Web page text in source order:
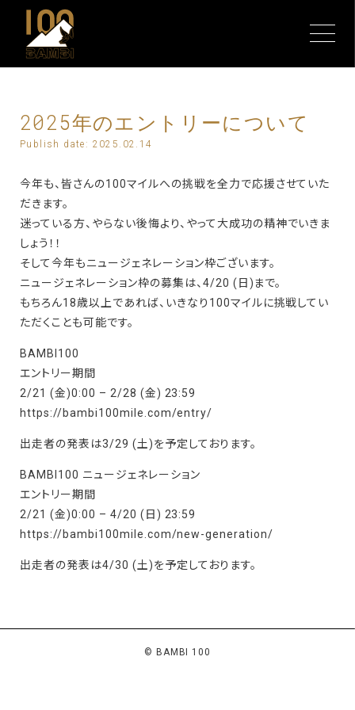
2025年のエントリーについて
Publish date: 2025.02.14
今年も、皆さんの100マイルへの挑戦を全力で応援させていた
だきます。
迷っている方、やらない後悔より、やって大成功の精神でいきま
しょう！！
そして今年もニュージェネレーション枠ございます。
ニュージェネレーション枠の募集は、4/20 (日)まで。
もちろん18歳以上であれば、いきなり100マイルに挑戦してい
ただくことも可能です。
BAMBI100
エントリー期間
2/21 (金)0:00 – 2/28 (金) 23:59
https://bambi100mile.com/entry/
出走者の発表は3/29 (土)を予定しております。
BAMBI100 ニュージェネレーション
エントリー期間
2/21 (金)0:00 – 4/20 (日) 23:59
https://bambi100mile.com/new-generation/
出走者の発表は4/30 (土)を予定しております。
© BAMBI 100